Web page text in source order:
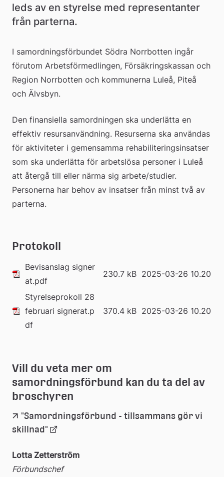
leds av en styrelse med representanter
från parterna.
​I samordningsförbundet Södra Norrbotten ingår
förutom Arbetsförmedlingen, Försäkringskassan och
Region Norrbotten och kommunerna Luleå, Piteå
och Älvsbyn.
Den finansiella samordningen ska underlätta en
effektiv resursanvändning. Resurserna ska användas
för aktiviteter i gemensamma rehabiliteringsinsatser
som ska underlätta för arbetslösa personer i Luleå
att återgå till eller närma sig arbete/studier.
Personerna har behov av insatser från minst två av
parterna.
Protokoll
Filer tillgängliga för nedladdning
Ikon som illustrerar filtyp
Bevisanslag signer
at.pdfPdf, 230.7 kB.
230.7 kB 2025-03-26 10.20
Styrelseprokoll 28
februari signerat.p
dfPdf, 370.4 kB.
370.4 kB 2025-03-26 10.20
Vill du veta mer om
samordningsförbund kan du ta del av
broschyren
"Samordningsförbund - tillsammans gör vi
skillnad" Länk
till
Lotta Zetterström
Förbundschef